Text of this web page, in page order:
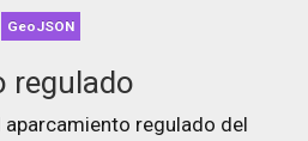
GeoJSON
regulado
regulado del